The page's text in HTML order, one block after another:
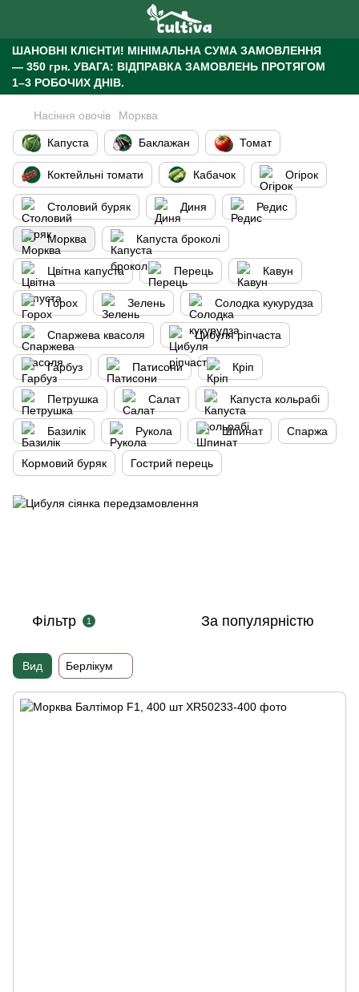
ШАНОВНІ КЛІЄНТИ! МІНІМАЛЬНА СУМА ЗАМОВЛЕННЯ
— 350 грн. УВАГА: ВІДПРАВКА ЗАМОВЛЕНЬ ПРОТЯГОМ
1–3 РОБОЧИХ ДНІВ.
Насіння овочів Морква
Капуста Баклажан Томат
Коктейльні томати Кабачок Огірок
Столовий буряк Диня Редис
Морква Капуста броколі
Цвітна капуста Перець Кавун
Горох Зелень Солодка кукурудза
Спаржева квасоля Цибуля ріпчаста
Гарбуз Патисони Кріп
Петрушка Салат Капуста кольрабі
Базилік Рукола Шпинат Спаржа
Кормовий буряк Гострий перець
Фільтр 1 За популярністю
Вид Берлікум